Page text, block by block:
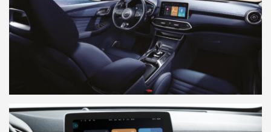
Persberichten
Beeldbank
MG Motor